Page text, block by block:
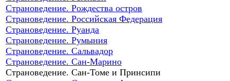
Страноведение. Рождества остров
Страноведение. Российская Федерация
Страноведение. Руанда
Страноведение. Румыния
Страноведение. Сальвадор
Страноведение. Сан-Марино
Страноведение. Сан-Томе и Принсипи